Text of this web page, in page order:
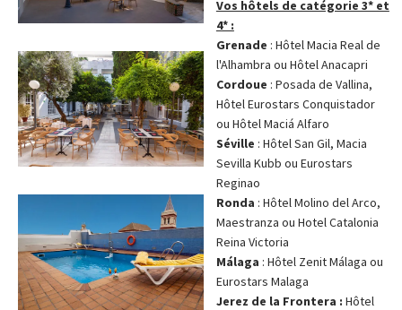
Vos hôtels de catégorie 3* et
4* :
Grenade : Hôtel Macia Real de
l'Alhambra ou Hôtel Anacapri
Cordoue : Posada de Vallina,
Hôtel Eurostars Conquistador
ou Hôtel Maciá Alfaro
Séville : Hôtel San Gil, Macia
Sevilla Kubb ou Eurostars
Reginao
Ronda : Hôtel Molino del Arco,
Maestranza ou Hotel Catalonia
Reina Victoria
Málaga : Hôtel Zenit Málaga ou
Eurostars Malaga
Jerez de la Frontera : Hôtel